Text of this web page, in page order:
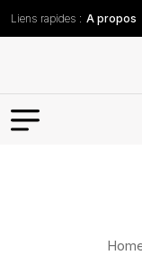
Liens rapides : A propos